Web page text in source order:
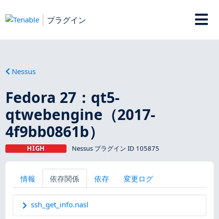
プラグイン
Nessus
Fedora 27：qt5-
qtwebengine（2017-
4f9bb0861b）
HIGH Nessus プラグイン ID 105875
情報 依存関係 依存 変更ログ
ssh_get_info.nasl